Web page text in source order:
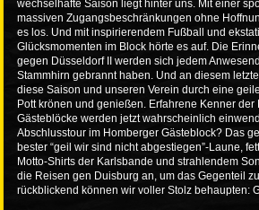
wechselhafte Saison liegt hinter uns. Mit einer
massiven Zugangsbeschränkungen ohne
es los. Und mit inspirierendem Fußball und
Glücksmomenten im Block hörte es auf. Die
gegen Düsseldorf II werden sich jedem
Stammhirn gebrannt haben. Und an diesem
diese Saison und unseren Verein durch eine
Pott krönen und genießen. Erfahrene Kenner
Gästeblöcke werden jetzt wahrscheinlich
Abschlusstour im Homberger Gästeblock? Das
bester “geil wir sind nicht abgestiegen”-Laune,
Motto-Shirts der Karlsbande und strahlendem
die Reisen gen Duisburg an, um das Gegenteil
rückblickend können wir voller Stolz behaupten: